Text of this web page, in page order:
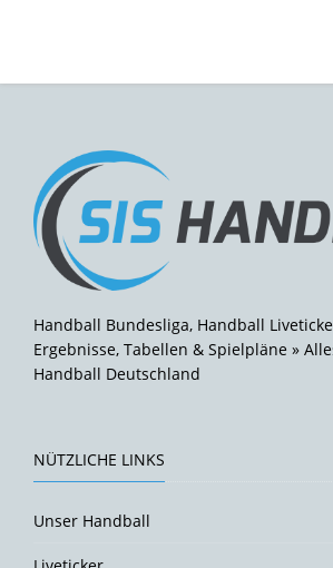
Handball Bundesliga, Handball
Ergebnisse, Tabellen & Spielpläne »
Handball Deutschland
NÜTZLICHE LINKS
Unser Handball